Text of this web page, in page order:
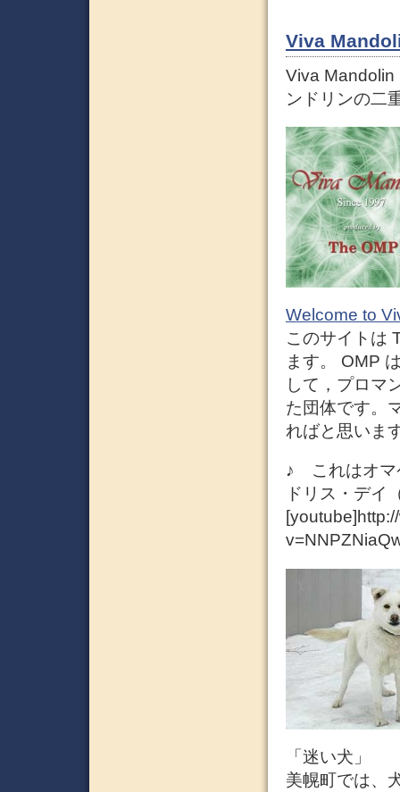
Viva
Viva
ンドリンの二
Welcome to
このサイトは
ます。 OMP
して，プロマ
た団体です。
ればと思いま
♪ これはオマ
ドリス・デイ
「迷い犬」
美幌町では、